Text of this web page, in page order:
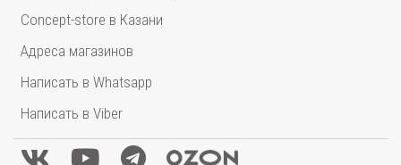
Concept-store в Казани
Адреса магазинов
Написать в Whatsapp
Написать в Viber